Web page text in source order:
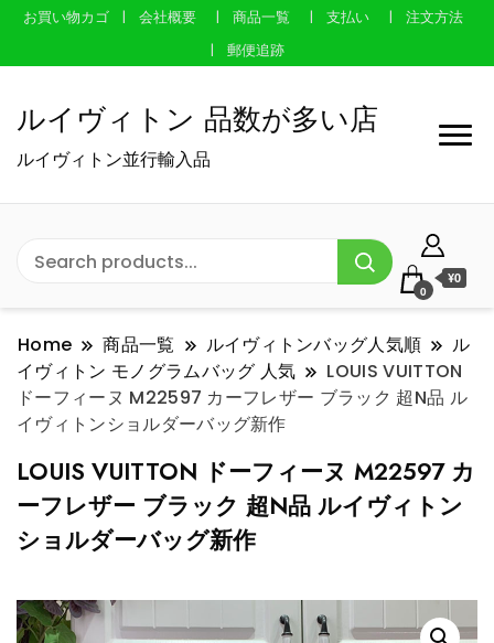
お買い物カゴ 会社概要 商品一覧 支払い
注文方法
郵便追跡
ルイヴィトン 品数が多い店
ルイヴィトン並行輸入品
0
¥0
Home 商品一覧 ルイヴィトンバッグ人気順
ル
イヴィトン モノグラムバッグ 人気
LOUIS VUITTON
ドーフィーヌ M22597 カーフレザー ブラック 超N品 ル
イヴィトンショルダーバッグ新作
LOUIS VUITTON ドーフィーヌ M22597 カ
ーフレザー ブラック 超N品 ルイヴィトン
ショルダーバッグ新作